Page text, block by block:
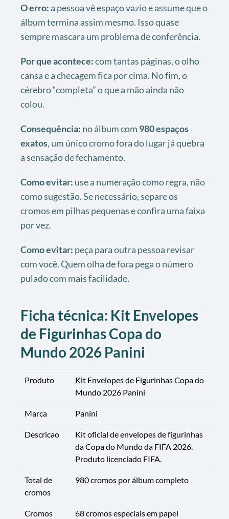
O erro: a pessoa vê espaço vazio e assume que o
álbum termina assim mesmo. Isso quase
sempre mascara um problema de conferência.
Por que acontece:com tantas páginas, o olho
cansa e a checagem fica por cima. No fim, o
cérebro “completa” o que a mão ainda não
colou.
Consequência: no álbum com 980 espaços
exatos, um único cromo fora do lugar já quebra
a sensação de fechamento.
Como evitar: use a numeração como regra, não
como sugestão. Se necessário, separe os
cromos em pilhas pequenas e confira uma faixa
por vez.
Como evitar: peça para outra pessoa revisar
com você. Quem olha de fora pega o número
pulado com mais facilidade.
Ficha técnica: Kit Envelopes
de Figurinhas Copa do
Mundo 2026 Panini
Produto
Kit Envelopes de Figurinhas Copa do
Mundo 2026 Panini
Marca Panini
Descricao
Kit oficial de envelopes de figurinhas
da Copa do Mundo da FIFA 2026.
Produto licenciado FIFA.
Total de
cromos
980 cromos por álbum completo
Cromos
68 cromos especiais em papel